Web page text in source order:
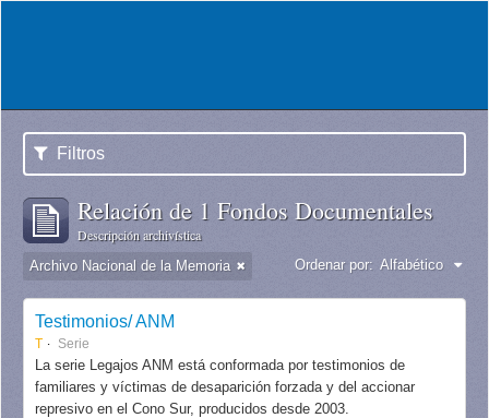
Filtros
Relación de 1 Fondos Documentales
Descripción archivística
Archivo Nacional de la Memoria Ordenar por: Alfabético
Testimonios/ ANM
T Serie
La serie Legajos ANM está conformada por testimonios de
familiares y víctimas de desaparición forzada y del accionar
represivo en el Cono Sur, producidos desde 2003.